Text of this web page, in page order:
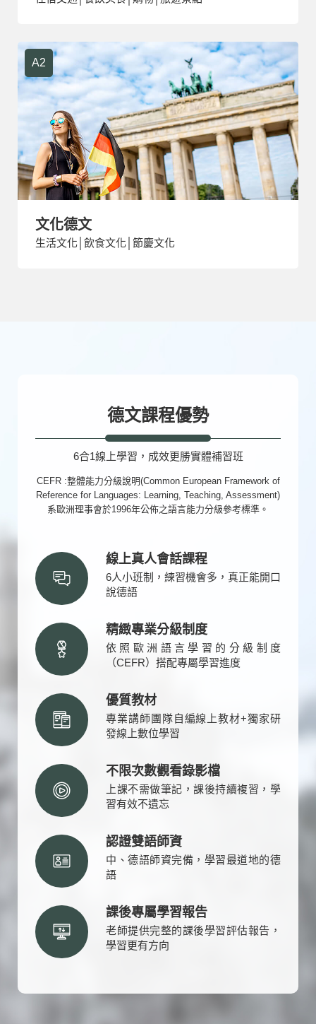
A2
文化德文
生活文化│飲食文化│節慶文化
德文課程優勢
6合1線上學習，成效更勝實體補習班
CEFR :整體能力分級說明(Common European Framework of
Reference for Languages: Learning, Teaching, Assessment)
系歐洲理事會於1996年公佈之語言能力分級參考標準。
線上真人會話課程
6人小班制，練習機會多，真正能開口
說德語
精緻專業分級制度
依照歐洲語言學習的分級制度
（CEFR）搭配專屬學習進度
優質教材
專業講師團隊自編線上教材+獨家研
發線上數位學習
不限次數觀看錄影檔
上課不需做筆記，課後持續複習，學
習有效不遺忘
認證雙語師資
中、德語師資完備，學習最道地的德
語
課後專屬學習報告
老師提供完整的課後學習評估報告，
學習更有方向